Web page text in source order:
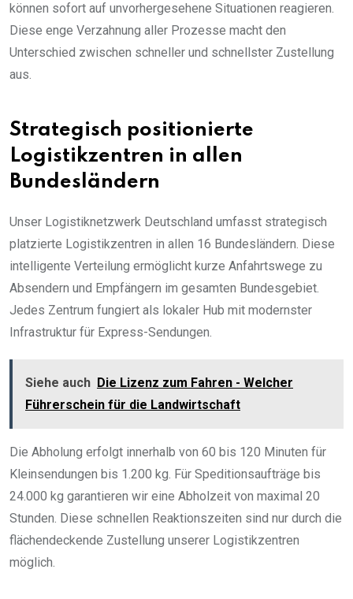
können sofort auf unvorhergesehene Situationen reagieren.
Diese enge Verzahnung aller Prozesse macht den
Unterschied zwischen schneller und schnellster Zustellung
aus.
Strategisch positionierte
Logistikzentren in allen
Bundesländern
Unser Logistiknetzwerk Deutschland umfasst strategisch
platzierte Logistikzentren in allen 16 Bundesländern. Diese
intelligente Verteilung ermöglicht kurze Anfahrtswege zu
Absendern und Empfängern im gesamten Bundesgebiet.
Jedes Zentrum fungiert als lokaler Hub mit modernster
Infrastruktur für Express-Sendungen.
Siehe auch Die Lizenz zum Fahren - Welcher
Führerschein für die Landwirtschaft
Die Abholung erfolgt innerhalb von 60 bis 120 Minuten für
Kleinsendungen bis 1.200 kg. Für Speditionsaufträge bis
24.000 kg garantieren wir eine Abholzeit von maximal 20
Stunden. Diese schnellen Reaktionszeiten sind nur durch die
flächendeckende Zustellung unserer Logistikzentren
möglich.